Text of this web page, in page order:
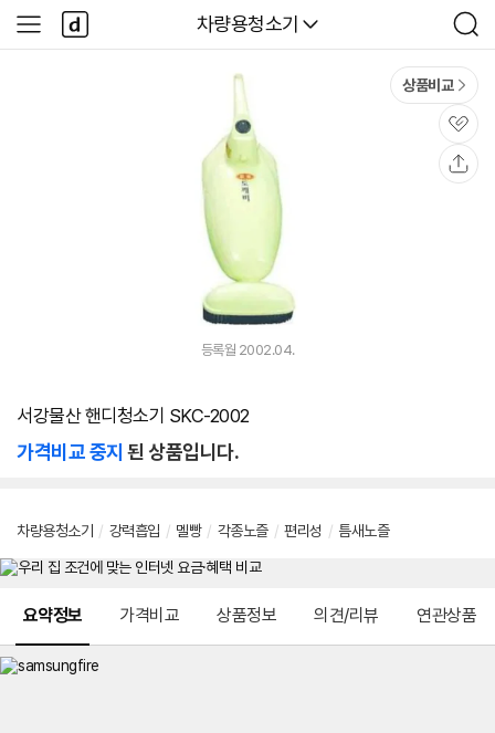
다나와
차량용청소기
검
색
사
이
다
나
와
상품비교
관
심
등록월 2002.04.
서강물산 핸디청소기 SKC-2002
가격비교 중지 된 상품입니다.
차량용청소기 / 강력흡입 / 멜빵 / 각종노즐 / 편리성 / 틈새노즐
요약정보 가격비교 상품정보 의견/리뷰 연관상품